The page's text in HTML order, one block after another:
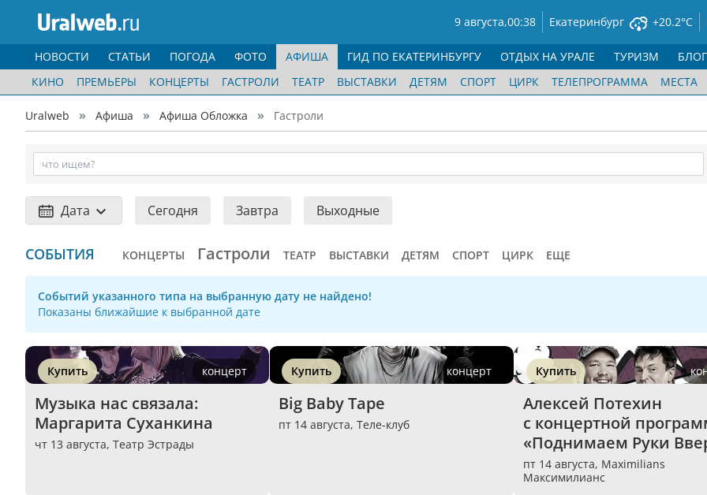
9 августа,00:38 Екатеринбург +20.2°C
НОВОСТИ СТАТЬИ ПОГОДА ФОТО
АФИША
КИНО
ПРЕМЬЕРЫ КОНЦЕРТЫ ГАСТРОЛИ ТЕАТР ВЫСТАВКИ ДЕТЯМ СПОРТ ЦИРК ТЕЛЕПРОГРАММА МЕСТА
ГИД ПО ЕКАТЕРИНБУРГУ ОТДЫХ НА УРАЛЕ ТУРИЗМ
Uralweb Афиша Афиша Обложка Гастроли
Дата Сегодня Завтра Выходные
СОБЫТИЯ КОНЦЕРТЫ Гастроли ТЕАТР ВЫСТАВКИ ДЕТЯМ СПОРТ ЦИРК ЕЩЕ
Событий указанного типа на выбранную дату не найдено!
Показаны ближайшие к выбранной дате
Купить концерт
Музыка нас связала:
Маргарита Суханкина
чт 13 августа, Театр Эстрады
Купить концерт
Big Baby Tape
пт 14 августа,Теле-клуб
Купить
Алексей Потехин
с концертной
«Поднимаем Руки
пт 14 августа, Maximilians
Максимилианс